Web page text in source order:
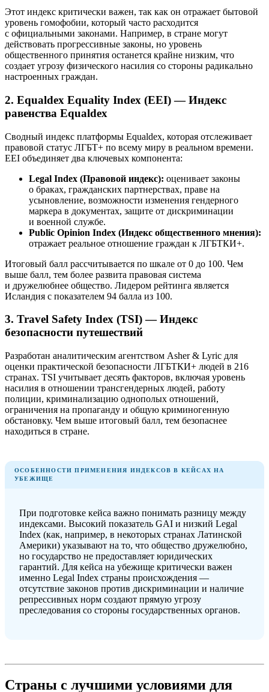
Этот индекс критически важен, так как он отражает бытовой
уровень гомофобии, который часто расходится
с официальными законами. Например, в стране могут
действовать прогрессивные законы, но уровень
общественного принятия останется крайне низким, что
создает угрозу физического насилия со стороны радикально
настроенных граждан.
2. Equaldex Equality Index (EEI) — Индекс
равенства Equaldex
Сводный индекс платформы Equaldex, которая отслеживает
правовой статус ЛГБТ+ по всему миру в реальном времени.
EEI объединяет два ключевых компонента:
Legal Index (Правовой индекс): оценивает законы
о браках, гражданских партнерствах, праве на
усыновление, возможности изменения гендерного
маркера в документах, защите от дискриминации
и военной службе.
Public Opinion Index (Индекс общественного мнения):
отражает реальное отношение граждан к ЛГБТКИ+.
Итоговый балл рассчитывается по шкале от 0 до 100. Чем
выше балл, тем более развита правовая система
и дружелюбнее общество. Лидером рейтинга является
Исландия с показателем 94 балла из 100.
3. Travel Safety Index (TSI) — Индекс
безопасности путешествий
Разработан аналитическим агентством Asher & Lyric для
оценки практической безопасности ЛГБТКИ+ людей в 216
странах. TSI учитывает десять факторов, включая уровень
насилия в отношении трансгендерных людей, работу
полиции, криминализацию однополых отношений,
ограничения на пропаганду и общую криминогенную
обстановку. Чем выше итоговый балл, тем безопаснее
находиться в стране.
ОСОБЕННОСТИ ПРИМЕНЕНИЯ ИНДЕКСОВ В КЕЙСАХ НА
УБЕЖИЩЕ
При подготовке кейса важно понимать разницу между
индексами. Высокий показатель GAI и низкий Legal
Index (как, например, в некоторых странах Латинской
Америки) указывают на то, что общество дружелюбно,
но государство не предоставляет юридических
гарантий. Для кейса на убежище критически важен
именно Legal Index страны происхождения —
отсутствие законов против дискриминации и наличие
репрессивных норм создают прямую угрозу
преследования со стороны государственных органов.
Страны с лучшими условиями для